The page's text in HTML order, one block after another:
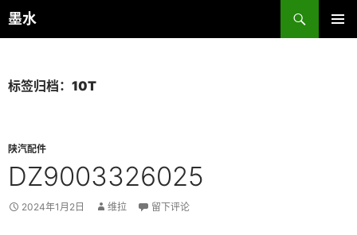
跳
至
墨水
搜
索
标签归档：10T
陕汽配件
DZ9003326025
2024年1月2日 维拉 留下评论